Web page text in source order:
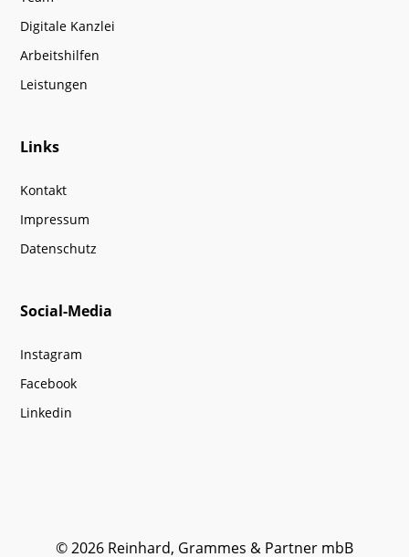
Digitale Kanzlei
Arbeitshilfen
Leistungen
Links
Kontakt
Impressum
Datenschutz
Social-Media
Instagram
Facebook
Linkedin
© 2026 Reinhard, Grammes & Partner mbB